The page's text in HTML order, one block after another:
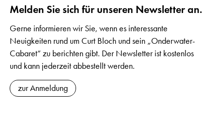
Melden Sie sich für unseren Newsletter an.
Gerne informieren wir Sie, wenn es interessante
Neuigkeiten rund um Curt Bloch und sein „Onderwater-
Cabaret“ zu berichten gibt. Der Newsletter ist kostenlos
und kann jederzeit abbestellt werden.
zur Anmeldung